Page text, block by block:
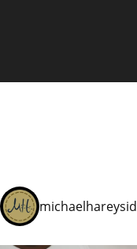
michaelhareysid